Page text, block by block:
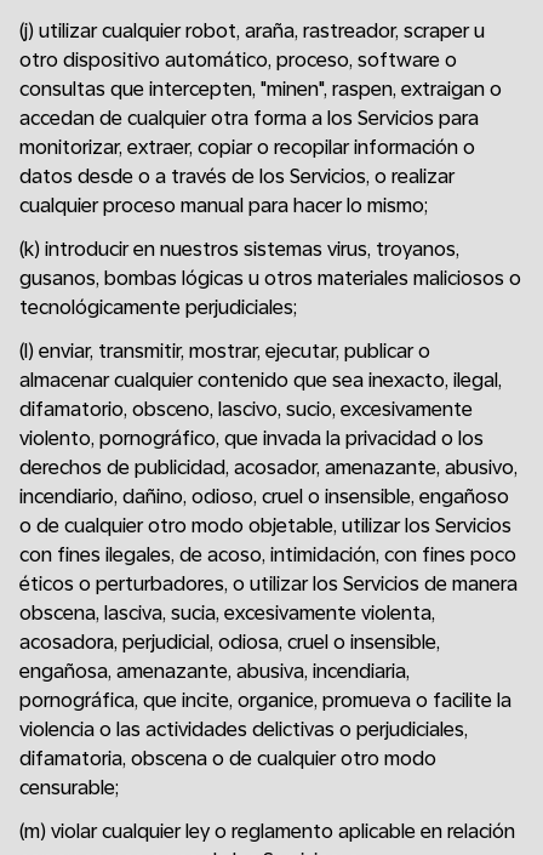
(j) utilizar cualquier robot, araña, rastreador, scraper u
otro dispositivo automático, proceso, software o
consultas que intercepten, "minen", raspen, extraigan o
accedan de cualquier otra forma a los Servicios para
monitorizar, extraer, copiar o recopilar información o
datos desde o a través de los Servicios, o realizar
cualquier proceso manual para hacer lo mismo;
(k) introducir en nuestros sistemas virus, troyanos,
gusanos, bombas lógicas u otros materiales maliciosos o
tecnológicamente perjudiciales;
(l) enviar, transmitir, mostrar, ejecutar, publicar o
almacenar cualquier contenido que sea inexacto, ilegal,
difamatorio, obsceno, lascivo, sucio, excesivamente
violento, pornográfico, que invada la privacidad o los
derechos de publicidad, acosador, amenazante, abusivo,
incendiario, dañino, odioso, cruel o insensible, engañoso
o de cualquier otro modo objetable, utilizar los Servicios
con fines ilegales, de acoso, intimidación, con fines poco
éticos o perturbadores, o utilizar los Servicios de manera
obscena, lasciva, sucia, excesivamente violenta,
acosadora, perjudicial, odiosa, cruel o insensible,
engañosa, amenazante, abusiva, incendiaria,
pornográfica, que incite, organice, promueva o facilite la
violencia o las actividades delictivas o perjudiciales,
difamatoria, obscena o de cualquier otro modo
censurable;
(m) violar cualquier ley o reglamento aplicable en relación